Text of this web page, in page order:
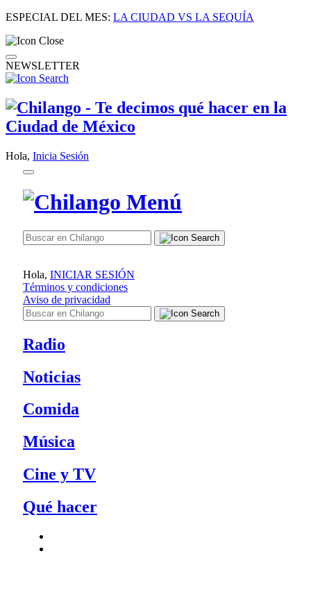
ESPECIAL DEL MES: LA CIUDAD VS LA SEQUÍA
NEWSLETTER
Hola, Inicia Sesión
Hola, INICIAR SESIÓN
Términos y condiciones
Aviso de privacidad
Radio
Noticias
Comida
Música
Cine y TV
Qué hacer